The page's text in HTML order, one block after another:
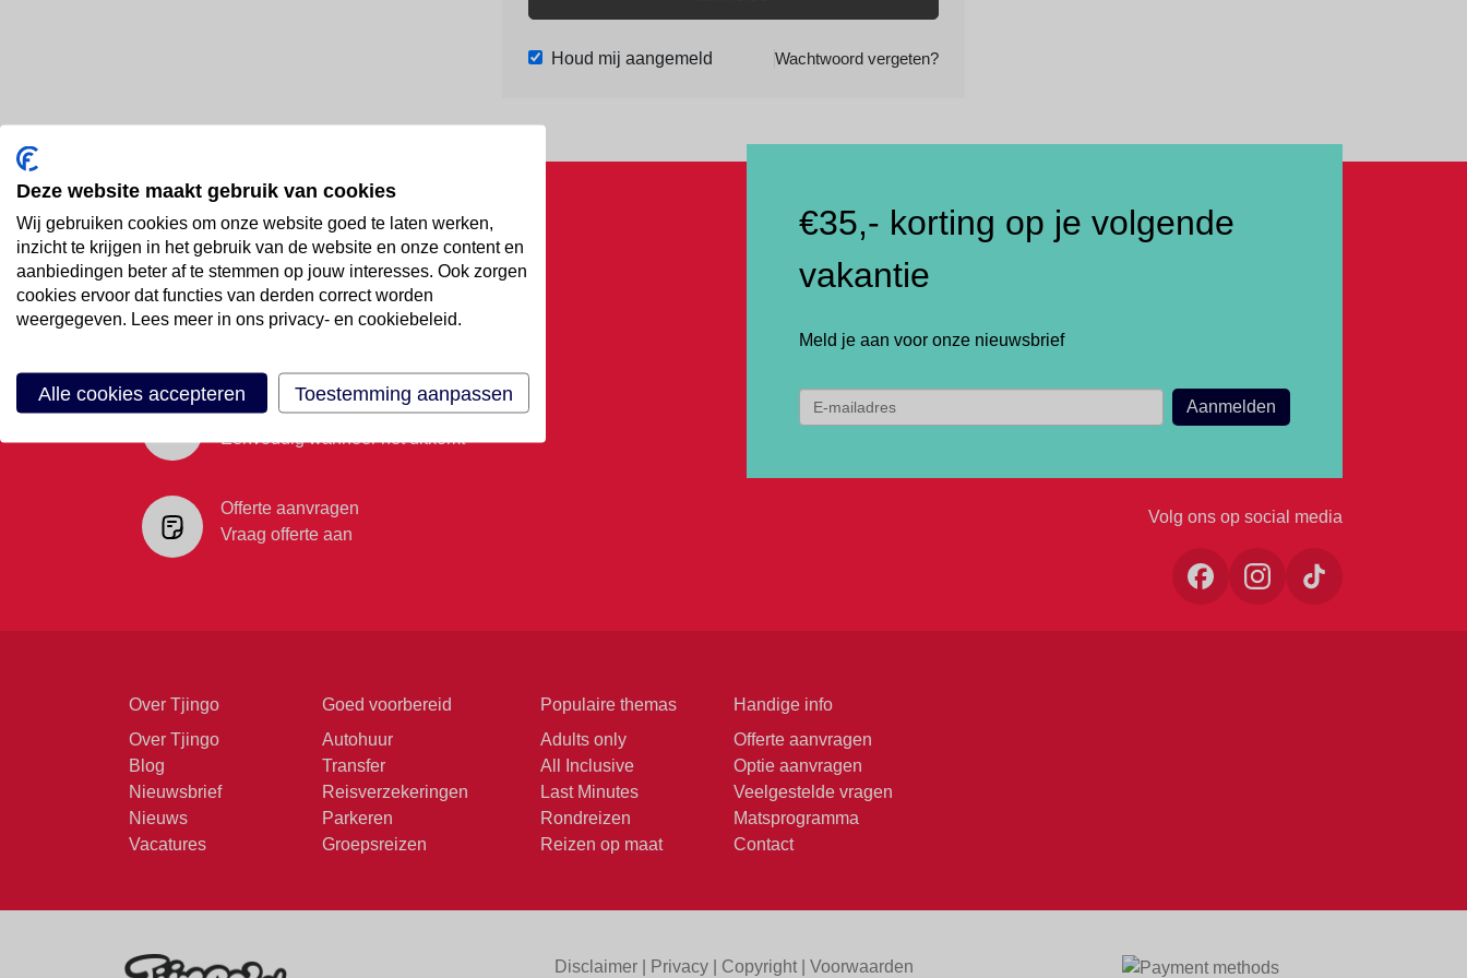
Houd mij aangemeld Wachtwoord vergeten?
Bel ons
088 66 55 999
Mail ons
Maak een afspraak
Eenvoudig wanneer het uitkomt
Offerte aanvragen
Vraag offerte aan
€35,- korting op je volgende
vakantie
Meld je aan voor onze nieuwsbrief
Volg ons op social media
Over Tjingo
Over Tjingo
Blog
Nieuwsbrief
Nieuws
Vacatures
Goed voorbereid
Autohuur
Transfer
Reisverzekeringen
Parkeren
Groepsreizen
Populaire themas
Adults only
All Inclusive
Last Minutes
Rondreizen
Reizen op maat
Handige info
Offerte aanvragen
Optie aanvragen
Veelgestelde vragen
Matsprogramma
Contact
Disclaimer| Privacy| Copyright| Voorwaarden
Deze website maakt gebruik van cookies
Wij gebruiken cookies om onze website goed te laten werken,
inzicht te krijgen in het gebruik van de website en onze content en
aanbiedingen beter af te stemmen op jouw interesses. Ook zorgen
cookies ervoor dat functies van derden correct worden
weergegeven. Lees meer in ons privacy- en cookiebeleid.
Alle cookies accepteren Toestemming aanpassen